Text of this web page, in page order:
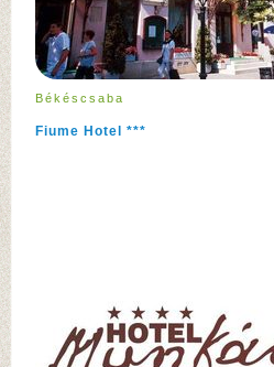
Békéscsaba
Fiume Hotel ***